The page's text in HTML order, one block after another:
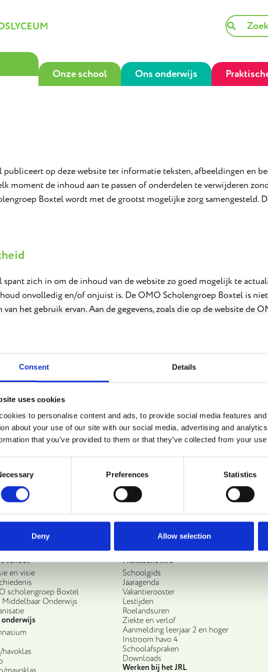
Consent Details
uses cookies
to personalise content and ads, to provide social media features
about your use of our site with our social media, advertising and
that you’ve provided to them or that they’ve collected from your
Preferences Statistics
Deny Allow selection
Onze school Ons onderwijs
op deze website ter informatie teksten, afbeeldingen en
moment de inhoud aan te passen of onderdelen te verwijderen
Boxtel wordt met de grootst mogelijke zorg samengesteld.
zich in om de inhoud van de website zo goed mogelijk te
onvolledig en/of onjuist is. De OMO Scholengroep Boxtel is
het gebruik ervan. Aan de gegevens, zoals die op de website de
van deze materialen liggen bij de OMO Scholengroep
zonder schriftelijke toestemming van de OMO Scholengroep
school
en visie
scholengroep Boxtel
Middelbaar Onderwijs
onderwijs
Praktische info
Schoolgids
Jaaragenda
Vakantierooster
Lestijden
Roelandsuren
Ziekte en verlof
Aanmelding leerjaar 2 en hoger
Instroom havo 4
Schoolafspraken
Downloads
Werken bij het JRL